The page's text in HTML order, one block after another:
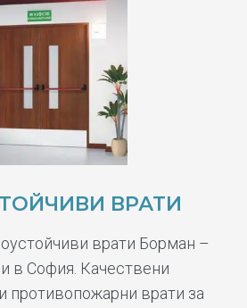
ВРАТИ
врати Борман –
в София. Качествени
противопожарни врати за